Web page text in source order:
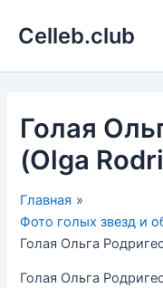
Celleb.club
Голая
(Olga
Главная
Фото голых звезд и
Голая Ольга
Голая Ольга